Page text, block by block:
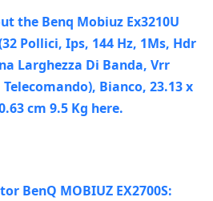
BenQ MOBIUZ EX2700S: